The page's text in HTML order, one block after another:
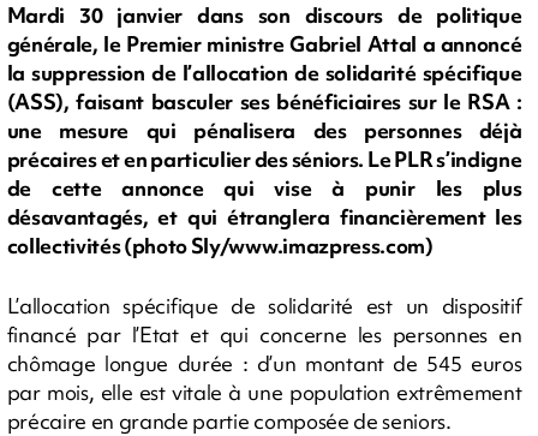
Mardi 30 janvier dans son discours de politique
générale, le Premier ministre Gabriel Attal a annoncé
la suppression de l’allocation de solidarité spécifique
(ASS), faisant basculer ses bénéficiaires sur le RSA :
une mesure qui pénalisera des personnes déjà
précaires et en particulier des séniors. Le PLR s’indigne
de cette annonce qui vise à punir les plus
désavantagés, et qui étranglera financièrement les
collectivités (photo Sly/www.imazpress.com)
L’allocation spécifique de solidarité est un dispositif
financé par l’Etat et qui concerne les personnes en
chômage longue durée : d’un montant de 545 euros
par mois, elle est vitale à une population extrêmement
précaire en grande partie composée de seniors.